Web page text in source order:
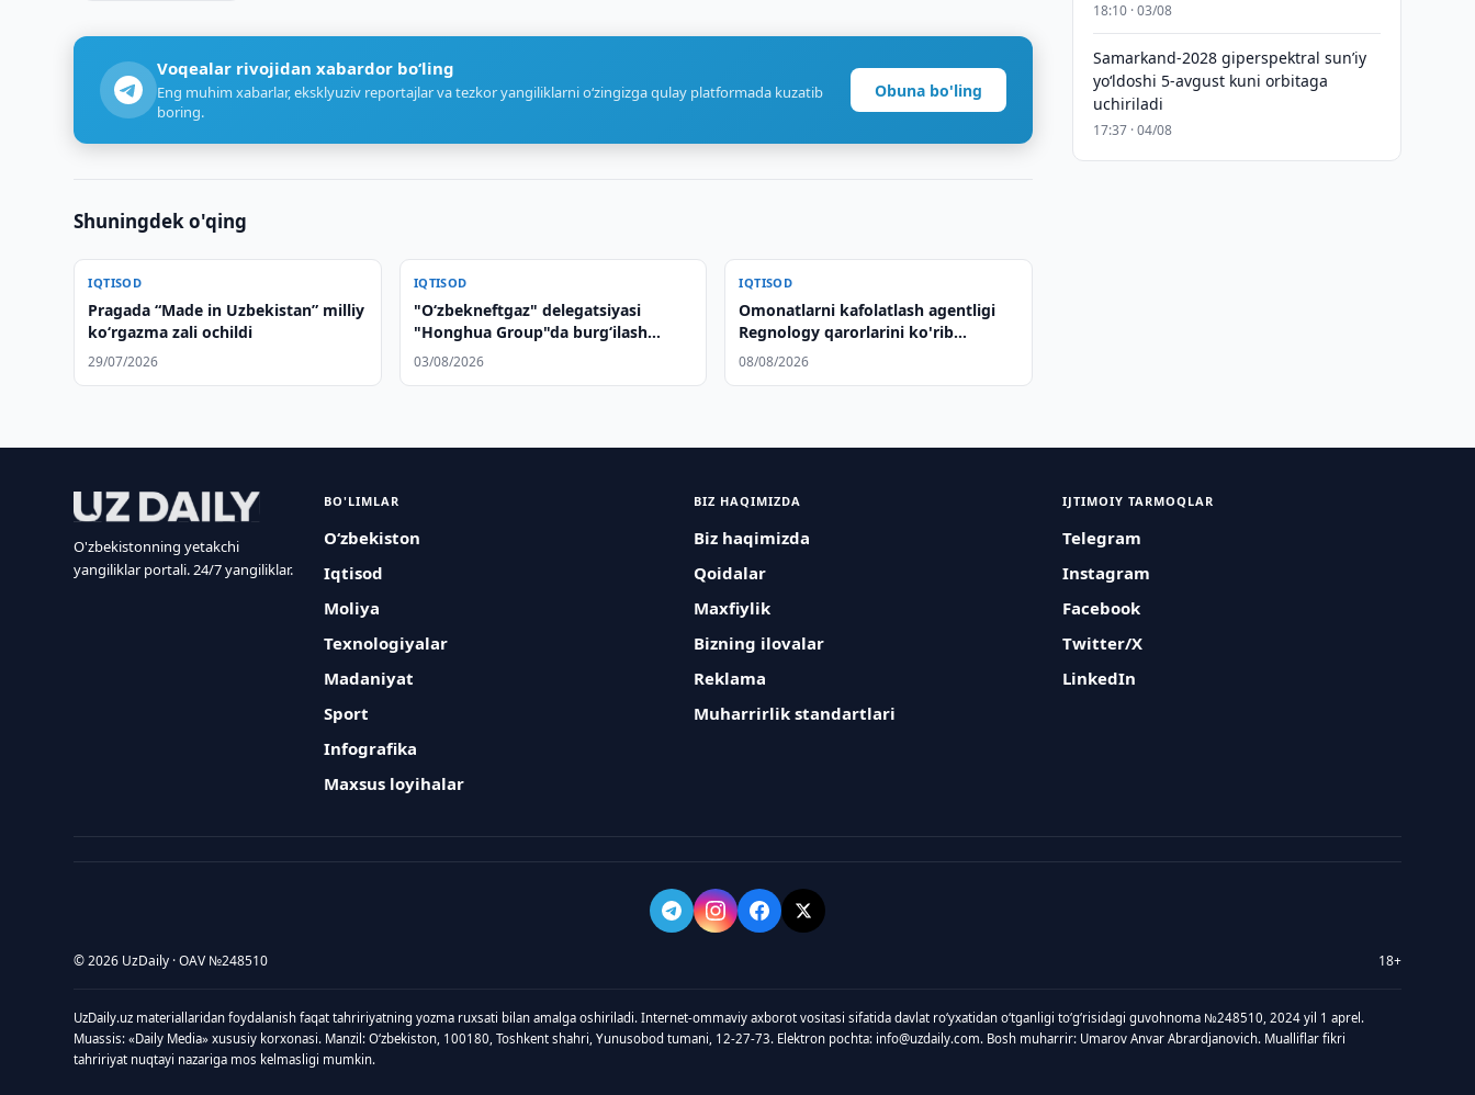
Voqealar rivojidan xabardor bo‘ling
Eng muhim xabarlar, eksklyuziv reportajlar va tezkor yangiliklarni o‘zingizga qulay platformada kuzatib
boring.
Obuna bo'ling
Shuningdek o'qing
IQTISOD
Pragada “Made in Uzbekistan” milliy
ko‘rgazma zali ochildi
29/07/2026
IQTISOD
"O‘zbekneftgaz" delegatsiyasi
"Honghua Group"da burg‘ilash
dastgohlari tayyorlanish jarayonini
03/08/2026
IQTISOD
Omonatlarni kafolatlash agentligi
Regnology qarorlarini ko'rib
chiqmoqda
08/08/2026
18:10 · 03/08
Samarkand-2028 giperspektral sun’iy
yo‘ldoshi 5-avgust kuni orbitaga
uchiriladi
17:37 · 04/08
O'zbekistonning yetakchi
yangiliklar portali. 24/7 yangiliklar.
BO'LIMLAR
O‘zbekiston
Iqtisod
Moliya
Texnologiyalar
Madaniyat
Sport
Infografika
Maxsus loyihalar
BIZ HAQIMIZDA
Biz haqimizda
Qoidalar
Maxfiylik
Bizning ilovalar
Reklama
Muharrirlik standartlari
IJTIMOIY TARMOQLAR
Telegram
Instagram
Facebook
Twitter/X
LinkedIn
© 2026 UzDaily · OAV №248510 18+
UzDaily.uz materiallaridan foydalanish faqat tahririyatning yozma ruxsati bilan amalga oshiriladi. Internet-ommaviy axborot vositasi sifatida davlat roʻyxatidan oʻtganligi toʻgʻrisidagi guvohnoma №248510, 2024 yil 1 aprel.
Muassis: «Daily Media» xususiy korxonasi. Manzil: Oʻzbekiston, 100180, Toshkent shahri, Yunusobod tumani, 12-27-73. Elektron pochta: info@uzdaily.com. Bosh muharrir: Umarov Anvar Abrardjanovich. Mualliflar fikri
tahririyat nuqtayi nazariga mos kelmasligi mumkin.